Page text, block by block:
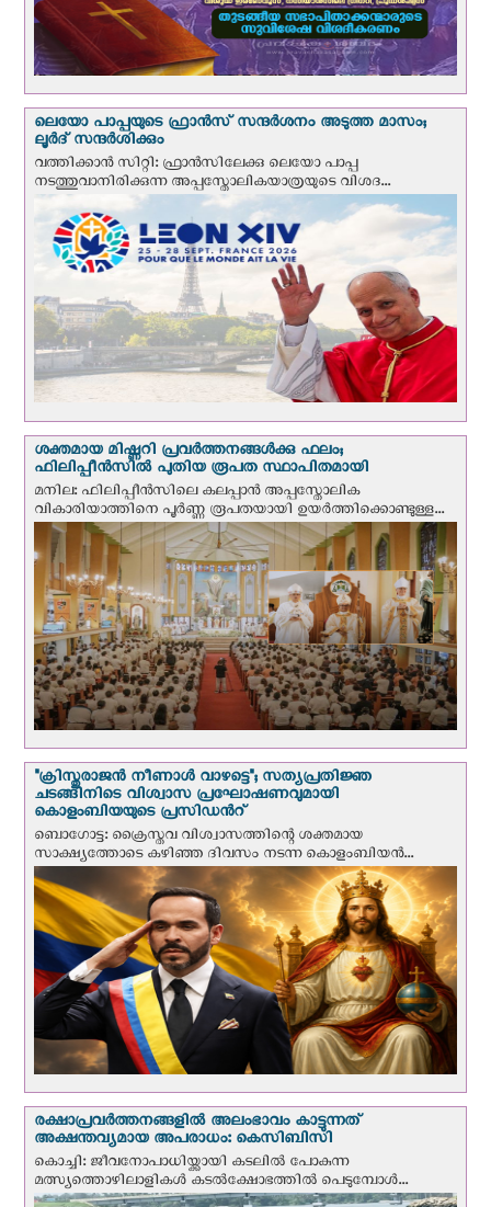
ലെയോ പാപ്പയുടെ ഫ്രാന്‍സ് സന്ദര്‍ശനം അടുത്ത മാസം;
ലൂര്‍ദ് സന്ദര്‍ശിക്കും
വത്തിക്കാന്‍ സിറ്റി: ഫ്രാൻസിലേക്കു ലെയോ പാപ്പ
നടത്തുവാനിരിക്കുന്ന അപ്പസ്തോലികയാത്രയുടെ വിശദ...
ശക്തമായ മിഷ്ണറി പ്രവർത്തനങ്ങൾക്കു ഫലം;
ഫിലിപ്പീൻസിൽ പുതിയ രൂപത സ്ഥാപിതമായി
മനില: ഫിലിപ്പീൻസിലെ കലപ്പാൻ അപ്പസ്തോലിക
വികാരിയാത്തിനെ പൂർണ്ണ രൂപതയായി ഉയർത്തിക്കൊണ്ടുള്ള...
"ക്രിസ്തുരാജന്‍ നീണാള്‍ വാഴട്ടെ"; സത്യപ്രതിജ്ഞ
ചടങ്ങിനിടെ വിശ്വാസ പ്രഘോഷണവുമായി
കൊളംബിയയുടെ പ്രസിഡന്‍റ്
ബൊഗോട്ട: ക്രൈസ്തവ വിശ്വാസത്തിന്റെ ശക്തമായ
സാക്ഷ്യത്തോടെ കഴിഞ്ഞ ദിവസം നടന്ന കൊളംബിയന്‍...
രക്ഷാപ്രവര്‍ത്തനങ്ങളില്‍ അലംഭാവം കാട്ടുന്നത്
അക്ഷന്തവ്യമായ അപരാധം: കെസിബിസി
കൊച്ചി: ജീവനോപാധിയ്ക്കായി കടലില്‍ പോകുന്ന
മത്സ്യത്തൊഴിലാളികള്‍ കടല്‍ക്ഷോഭത്തില്‍ പെടുമ്പോള്‍...